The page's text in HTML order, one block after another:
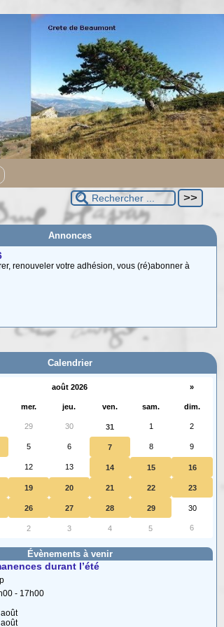
Annonces
renouveler votre adhésion, vous (ré)abonner à
des Hautes-Alpes
ci-dessous permet de situer facilement une commune
Calendrier
août 2026 »
mer. jeu. ven. sam. dim.
29 30 31 1 2
5 6 7 8 9
12 13 14 15 16
19 20 21 22 23
26 27 28 29 30
2 3 4 5 6
Évènements à venir
durant l’été
- 17h00